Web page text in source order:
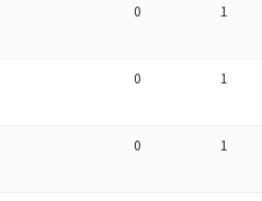
0 1
0 1
0 1